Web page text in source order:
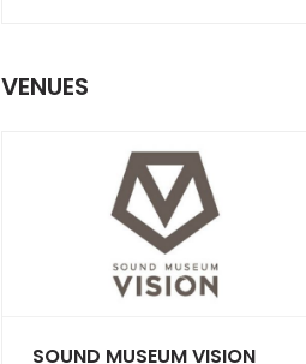
VENUES
SOUND MUSEUM VISION